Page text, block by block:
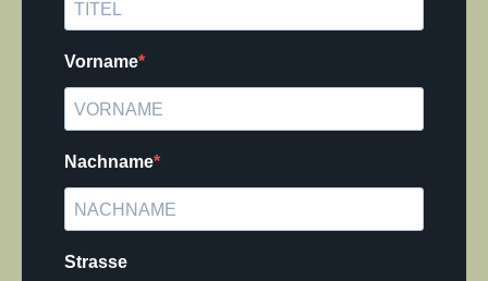
Vorname
Nachname
Strasse